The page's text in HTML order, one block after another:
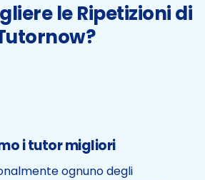
le Ripetizioni di
i tutor migliori
ognuno degli